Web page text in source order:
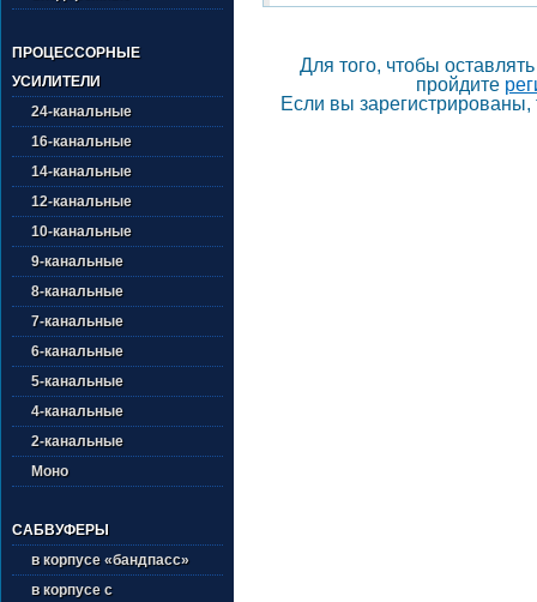
ПРОЦЕССОРНЫЕ
УСИЛИТЕЛИ
24-канальные
16-канальные
14-канальные
12-канальные
10-канальные
9-канальные
8-канальные
7-канальные
6-канальные
5-канальные
4-канальные
2-канальные
Моно
САБВУФЕРЫ
в корпусе «бандпасс»
в корпусе с
Для того, чтобы
пройдите
Если вы